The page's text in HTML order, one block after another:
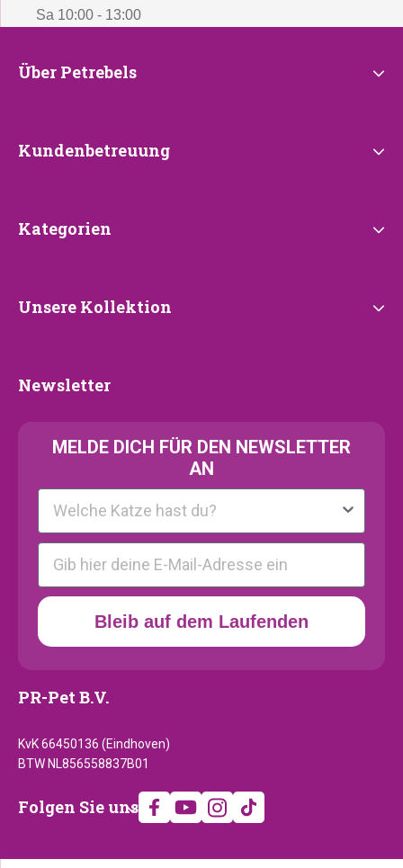
Sa 10:00 - 13:00
Über
Über Petrebels
Kundenbetreuung
Kundenbetreuung
Kategorien
Kategorien
Unsere
Unsere Kollektion
Newsletter
Newsletter
MELDE DICH FÜR DEN NEWSLETTER
AN
Kattenras
E-mail
Bleib auf dem Laufenden
PR-Pet B.V.
KvK 66450136 (Eindhoven)
BTW NL856558837B01
Folgen
uns
Folgen Sie uns